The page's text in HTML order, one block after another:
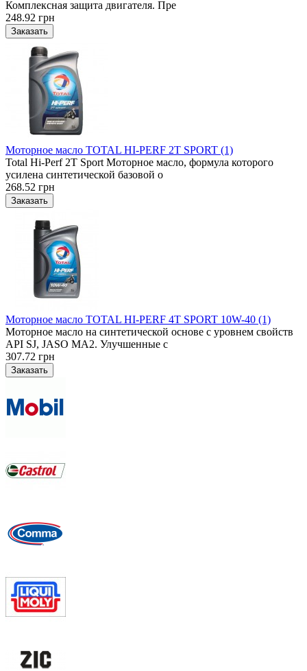
Комплексная защита двигателя. Пре
248.92 грн
Моторное масло TOTAL HI-PERF 2T SPORT (1)
Total Hi-Perf 2T Sport Моторное масло, формула которого
усилена синтетической базовой о
268.52 грн
Моторное масло TOTAL HI-PERF 4T SPORT 10W-40 (1)
Моторное масло на синтетической основе с уровнем свойств
API SJ, JASO MA2. Улучшенные с
307.72 грн